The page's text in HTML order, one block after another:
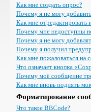
Как мне создать опрос?
Почему я не могу
Как мне отредактировать
Почему мне недоступны
Почему я не могу
Почему я получил
Как мне пожаловаться на
Что означает кнопка
Почему моё сообщение
Как мне вновь поднять
Форматирование
Что такое BBCode?